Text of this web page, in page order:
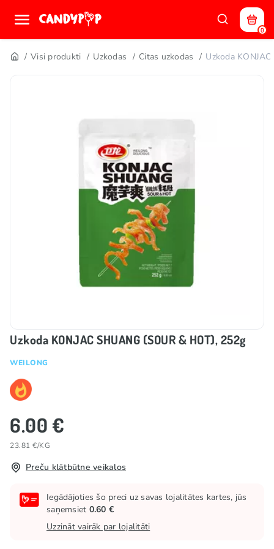
0
Visi produkti Uzkodas Citas uzkodas Uzkoda
Uzkoda KONJAC SHUANG (SOUR & HOT), 252g
WEILONG
6.00 €
23.81 €/KG
Preču klātbūtne veikalos
Iegādājoties šo preci uz savas lojalitātes kartes, jūs
saņemsiet 0.60 €
Uzzināt vairāk par lojalitāti